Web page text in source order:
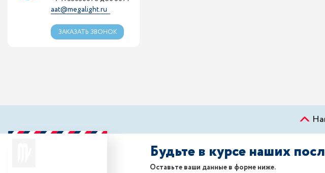
aat@megalight.ru
ЗАКАЗАТЬ ЗВОНОК
Будьте в курсе наших
Оставьте ваши данные в форме ниже.